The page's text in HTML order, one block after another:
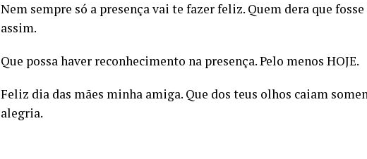
Nem sempre só a presença vai te fazer feliz. Quem dera que
assim.
Que possa haver reconhecimento na presença. Pelo menos HOJE.
Feliz dia das mães minha amiga. Que dos teus olhos caiam
alegria.